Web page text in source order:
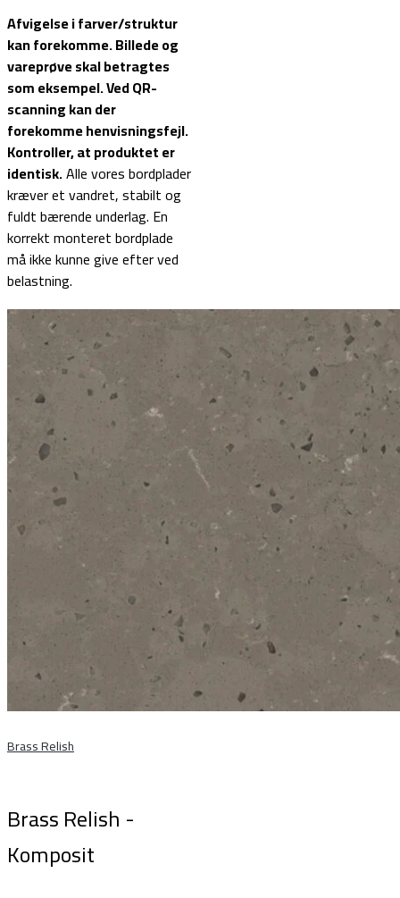
Afvigelse i farver/struktur
kan forekomme. Billede og
vareprøve skal betragtes
som eksempel.Ved QR-
scanning kan der
forekomme henvisningsfejl.
Kontroller, at produktet er
identisk.Alle vores bordplader
kræver et vandret, stabilt og
fuldt bærende underlag. En
korrekt monteret bordplade
må ikke kunne give efter ved
belastning.
Brass Relish
Brass Relish -
Komposit